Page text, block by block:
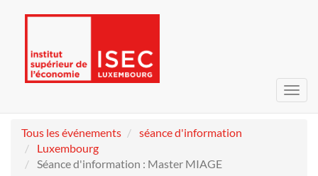
Tous les événements
séance d'information
Luxembourg
Séance d'information : Master MIAGE